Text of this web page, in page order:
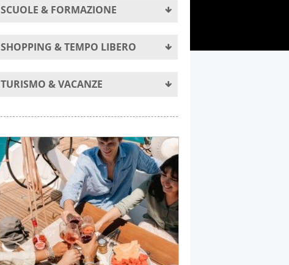
SCUOLE & FORMAZIONE
SHOPPING & TEMPO LIBERO
TURISMO & VACANZE